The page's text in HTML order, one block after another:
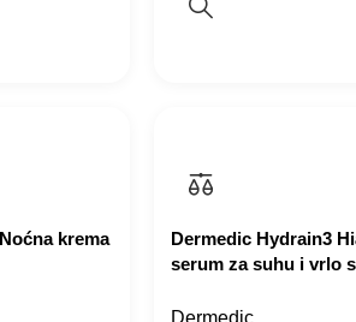
krema
Dermedic Hydrain3
serum za suhu i vrlo
Dermedic